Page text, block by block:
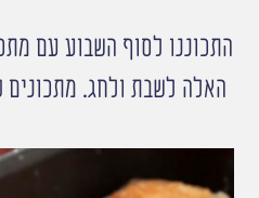
התכוננו לסוף השבוע עם
האלה לשבת ולחג. מתכונים